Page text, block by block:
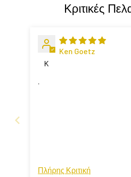
Κριτικές
K
Ken Goetz
.
Πλήρης Κριτική